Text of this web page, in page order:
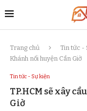
Trang chủ Tin tức -
Khánh nối huyện Cần Giờ
Tin tức - Sự kiện
TP.HCM sẽ xây
Giờ